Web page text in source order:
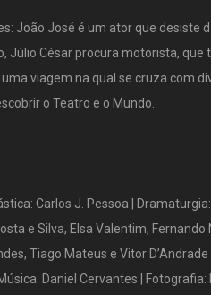
João José é um ator que desiste
Júlio César procura motorista, que
viagem na qual se cruza com
o Teatro e o Mundo.
Carlos J. Pessoa | Dramaturgia:
e Silva, Elsa Valentim, Fernando
Tiago Mateus e Vitor
Daniel Cervantes | Fotografia: